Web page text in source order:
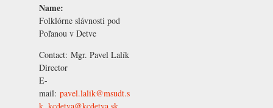
Name:
Folklórne slávnosti pod
Poľanou v Detve
Contact: Mgr. Pavel Lalík
Director
E-
mail: pavel.lalik@msudt.s
k, kcdetva@kcdetva.sk